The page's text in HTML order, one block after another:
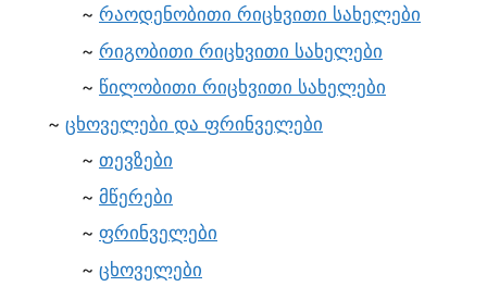
რაოდენობითი რიცხვითი სახელები
რიგობითი რიცხვითი სახელები
წილობითი რიცხვითი სახელები
ცხოველები და ფრინველები
თევზები
მწერები
ფრინველები
ცხოველები